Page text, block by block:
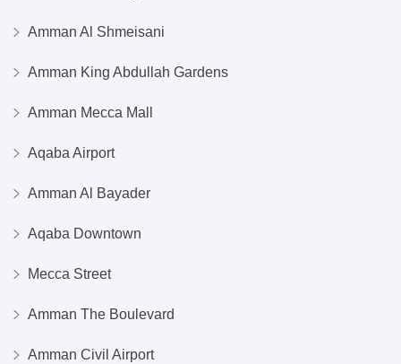
Amman Al Shmeisani
Amman King Abdullah Gardens
Amman Mecca Mall
Aqaba Airport
Amman Al Bayader
Aqaba Downtown
Mecca Street
Amman The Boulevard
Amman Civil Airport